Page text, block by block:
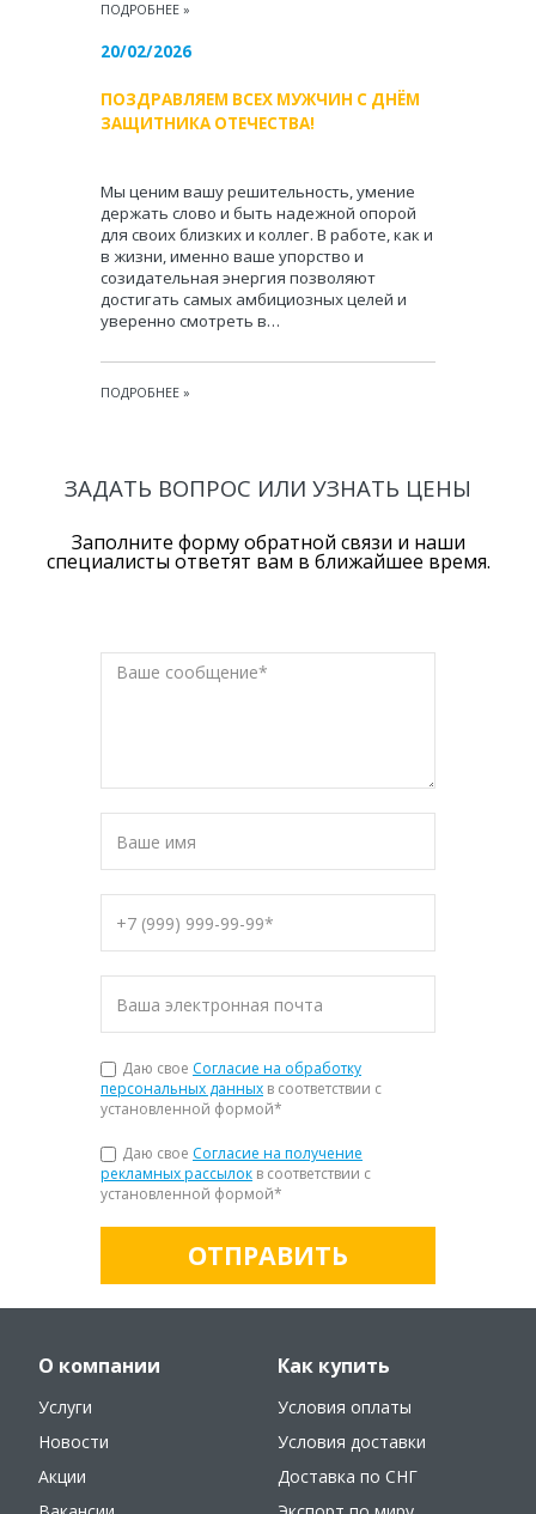
ПОДРОБНЕЕ »
20/02/2026
ПОЗДРАВЛЯЕМ ВСЕХ МУЖЧИН С ДНЁМ
ЗАЩИТНИКА ОТЕЧЕСТВА!
Мы ценим вашу решительность, умение
держать слово и быть надежной опорой
для своих близких и коллег. В работе, как и
в жизни, именно ваше упорство и
созидательная энергия позволяют
достигать самых амбициозных целей и
уверенно смотреть в…
ПОДРОБНЕЕ »
ЗАДАТЬ ВОПРОС ИЛИ УЗНАТЬ ЦЕНЫ
Заполните форму обратной связи и наши
специалисты ответят вам в ближайшее время.
Даю свое Согласие на обработку
персональных данных в соответствии с
установленной формой*
Даю свое Согласие на получение
рекламных рассылок в соответствии с
установленной формой*
ОТПРАВИТЬ
О компании
Услуги
Новости
Акции
Как купить
Условия оплаты
Условия доставки
Доставка по СНГ